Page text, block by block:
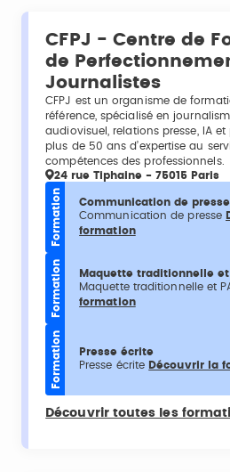
CFPJ - Centre de
de
Journalistes
CFPJ est un organisme de
référence, spécialisé en
audiovisuel, relations presse, IA
plus de 50 ans d’expertise au
compétences des professionnels.
24 rue Tiphaine - 75015 Paris
Formation
Communication de presse
Communication de presse
formation
Formation
Maquette traditionnelle et
Maquette traditionnelle et
formation
Formation
Presse écrite
Presse écrite Découvrir la
Découvrir toutes les